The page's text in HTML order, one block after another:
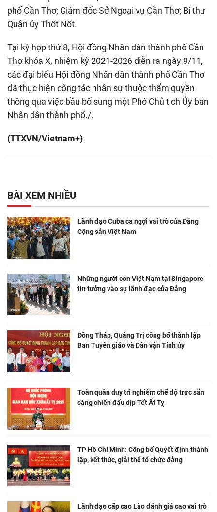
phố Cần Thơ; Giám đốc Sở Ngoại vụ Cần Thơ; Bí thư
Quận ủy Thốt Nốt.
Tại kỳ họp thứ 8, Hội đồng Nhân dân thành phố Cần
Thơ khóa X, nhiệm kỳ 2021-2026 diễn ra ngày 9/11,
các đại biểu Hội đồng Nhân dân thành phố Cần Thơ
đã thực hiện công tác nhân sự thuộc thẩm quyền
thông qua việc bầu bổ sung một Phó Chủ tịch Ủy ban
Nhân dân thành phố./.
(TTXVN/Vietnam+)
BÀI XEM NHIỀU
Lãnh đạo Cuba ca ngợi vai trò của Đảng
Cộng sản Việt Nam
Những người con Việt Nam tại Singapore
tin tưởng vào sự lãnh đạo của Đảng
Đồng Tháp, Quảng Trị công bố thành lập
Ban Tuyên giáo và Dân vận Tỉnh ủy
Toàn quân duy trì nghiêm chế độ trực sẵn
sàng chiến đấu dịp Tết Ất Tỵ
TP Hồ Chí Minh: Công bố Quyết định thành
lập, kết thúc, giải thể tổ chức đảng
Lãnh đạo cấp cao Lào đánh giá cao vai trò